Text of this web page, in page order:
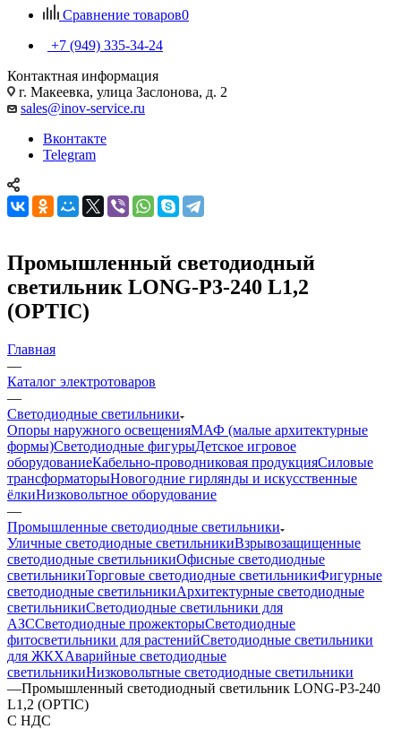
Сравнение товаров0
+7 (949) 335-34-24
Контактная информация
г. Макеевка, улица Заслонова, д. 2
sales@inov-service.ru
Вконтакте
Telegram
Промышленный светодиодный
светильник LONG-P3-240 L1,2
(OPTIC)
Главная
—
Каталог электротоваров
—
Светодиодные светильники
Опоры наружного освещенияМАФ (малые архитектурные
формы)Светодиодные фигурыДетское игровое
оборудованиеКабельно-проводниковая продукцияСиловые
трансформаторыНовогодние гирлянды и искусственные
ёлкиНизковольтное оборудование
—
Промышленные светодиодные светильники
Уличные светодиодные светильникиВзрывозащищенные
светодиодные светильникиОфисные светодиодные
светильникиТорговые светодиодные светильникиФигурные
светодиодные светильникиАрхитектурные светодиодные
светильникиСветодиодные светильники для
АЗССветодиодные прожекторыСветодиодные
фитосветильники для растенийСветодиодные светильники
для ЖКХАварийные светодиодные
светильникиНизковольтные светодиодные светильники
—Промышленный светодиодный светильник LONG-P3-240
L1,2 (OPTIC)
С НДС